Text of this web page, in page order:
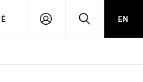
PŘIHLÁSIT HLEDATEN